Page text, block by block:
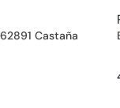
Castaña